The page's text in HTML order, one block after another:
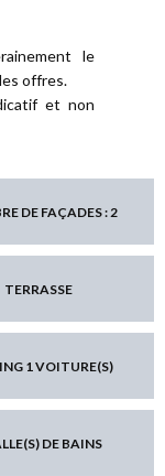
le
offres.
et non
DE FAÇADES : 2
TERRASSE
1 VOITURE(S)
DE BAINS